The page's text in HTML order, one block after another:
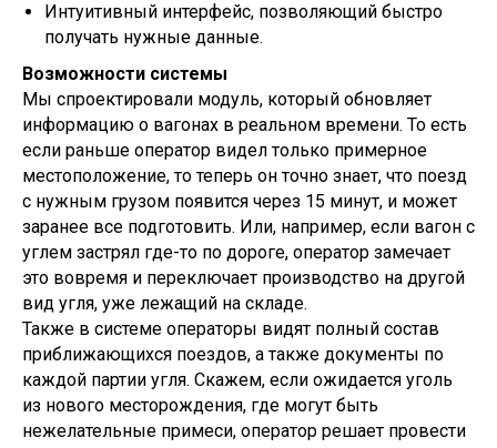
Интуитивный интерфейс, позволяющий быстро
получать нужные данные.
Возможности системы
Мы спроектировали модуль, который обновляет
информацию о вагонах в реальном времени. То есть
если раньше оператор видел только примерное
местоположение, то теперь он точно знает, что поезд
с нужным грузом появится через 15 минут, и может
заранее все подготовить. Или, например, если вагон с
углем застрял где-то по дороге, оператор замечает
это вовремя и переключает производство на другой
вид угля, уже лежащий на складе.
Также в системе операторы видят полный состав
приближающихся поездов, а также документы по
каждой партии угля. Скажем, если ожидается уголь
из нового месторождения, где могут быть
нежелательные примеси, оператор решает провести